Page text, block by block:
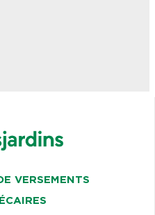
VERSEMENTS